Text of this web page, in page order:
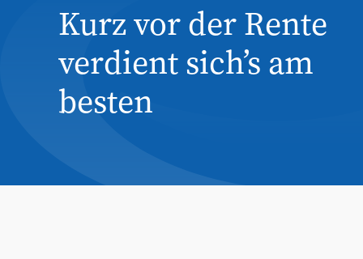
Kurz vor der Rente
verdient sich’s am
besten